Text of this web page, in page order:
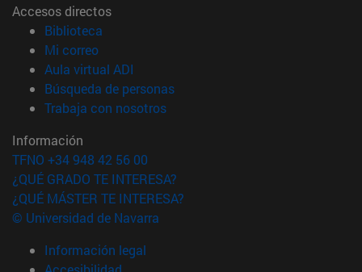
Accesos directos
Biblioteca
Mi correo(abre en nueva ventana)
Aula virtual ADI
Búsqueda de personas(abre en nueva ventana)
Trabaja con nosotros(abre en nueva ventana)
Información
TFNO +34 948 42 56 00
¿QUÉ GRADO TE INTERESA?
¿QUÉ MÁSTER TE INTERESA?
© Universidad de Navarra
Información legal